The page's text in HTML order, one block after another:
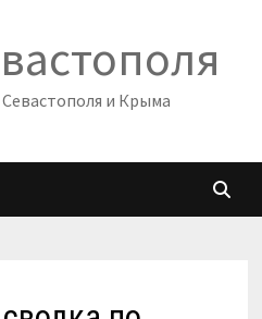
и Крыма